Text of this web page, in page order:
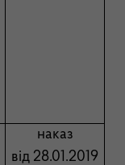
наказ
від 28.01.2019